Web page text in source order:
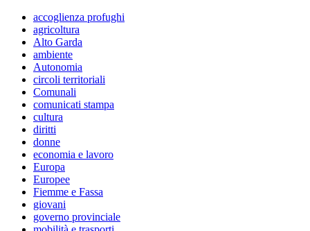
accoglienza profughi
agricoltura
Alto Garda
ambiente
Autonomia
circoli territoriali
Comunali
comunicati stampa
cultura
diritti
donne
economia e lavoro
Europa
Europee
Fiemme e Fassa
giovani
governo provinciale